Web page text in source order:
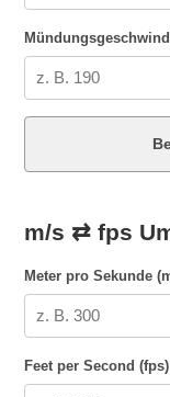
m/s ⇄ fps
Meter pro Sekunde
Feet per Second